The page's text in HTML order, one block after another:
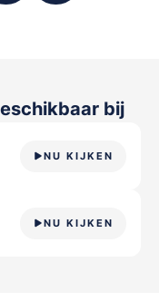
bij
NU KIJKEN
NU KIJKEN